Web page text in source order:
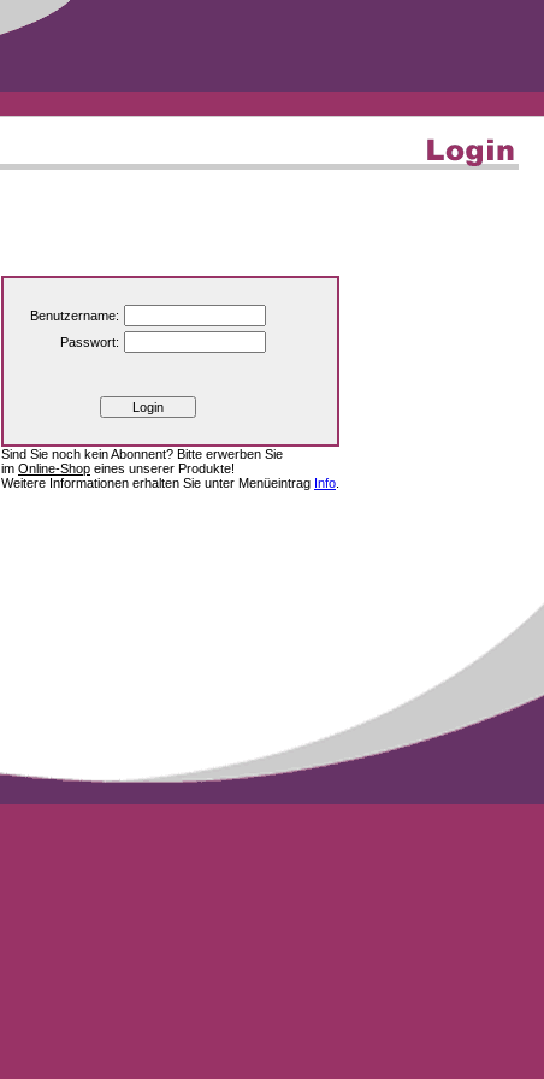
Benutzername:
Passwort:
Sind Sie noch kein Abonnent? Bitte erwerben Sie
im Online-Shop eines unserer Produkte!
Weitere Informationen erhalten Sie unter Menüeintrag Info